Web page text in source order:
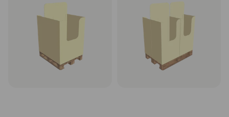
paletė, modelis T6-1-2​, 120x80
Rinktis
paletė, modelis T6-1-3​, 120x80
Rinktis